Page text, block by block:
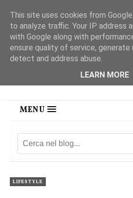
MENU
LIFESTYLE
This site uses cookies from
to analyze traffic. Your IP address
with Google along with
ensure quality of service,
detect and address abuse.
LEARN MORE